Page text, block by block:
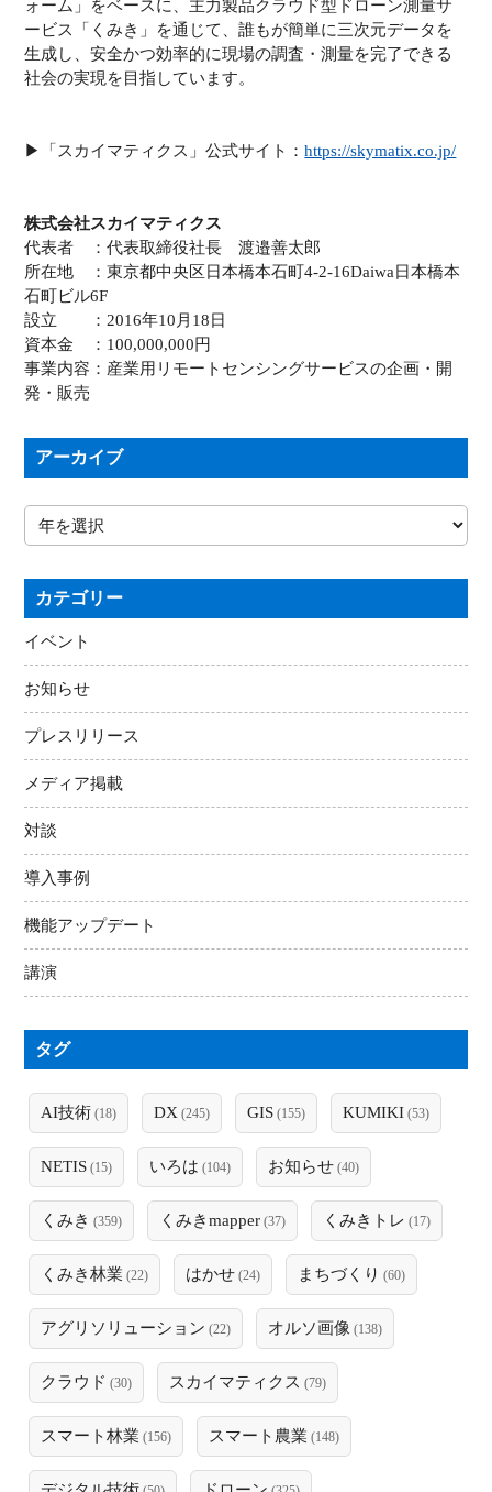
ォーム」をベースに、主力製品クラウド型ドローン測量サ
ービス「くみき」を通じて、誰もが簡単に三次元データを
生成し、安全かつ効率的に現場の調査・測量を完了できる
社会の実現を目指しています。
▶︎「スカイマティクス」公式サイト：https://skymatix.co.jp/
株式会社スカイマティクス
代表者 ：代表取締役社長 渡邉善太郎
所在地 ：東京都中央区日本橋本石町4-2-16Daiwa日本橋本
石町ビル6F
設立 ：2016年10月18日
資本金 ：100,000,000円
事業内容：産業用リモートセンシングサービスの企画・開
発・販売
アーカイブ
カテゴリー
イベント
お知らせ
プレスリリース
メディア掲載
対談
導入事例
機能アップデート
講演
タグ
AI技術 (18) DX (245) GIS (155) KUMIKI (53)
NETIS (15) いろは (104) お知らせ (40)
くみき (359) くみきmapper (37) くみきトレ (17)
くみき林業 (22) はかせ (24) まちづくり (60)
アグリソリューション (22) オルソ画像 (138)
クラウド (30) スカイマティクス (79)
スマート林業 (156) スマート農業 (148)